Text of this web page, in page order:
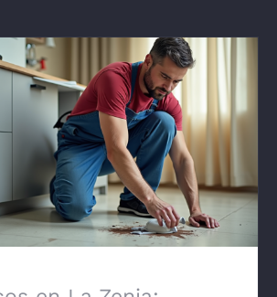
en La Zenia: Servicio
de Limpieza Urgente para
Cocinas y Baños